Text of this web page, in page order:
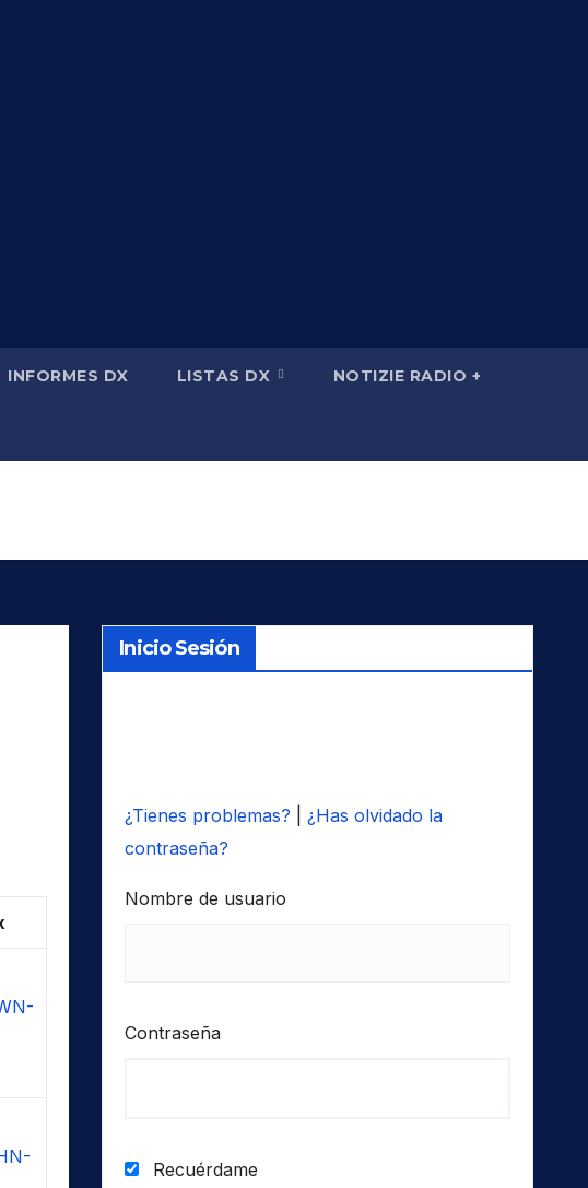
INFORMES DX LISTAS DX NOTIZIE RADIO +
Inicio Sesión
¿Tienes problemas?
¿Has olvidado la
contraseña?
Nombre de usuario
Contraseña
Recuérdame